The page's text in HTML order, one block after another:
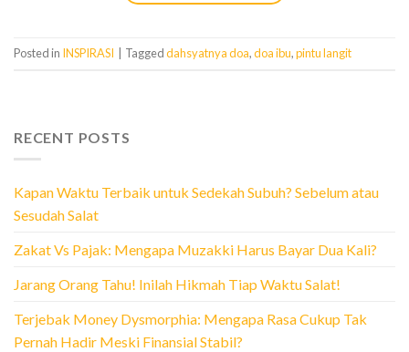
Posted in INSPIRASI Taggeddahsyatnya doa,doa ibu,pintu langit
RECENT POSTS
Kapan Waktu Terbaik untuk Sedekah Subuh? Sebelum atau
Sesudah Salat
Zakat Vs Pajak: Mengapa Muzakki Harus Bayar Dua Kali?
Jarang Orang Tahu! Inilah Hikmah Tiap Waktu Salat!
Terjebak Money Dysmorphia: Mengapa Rasa Cukup Tak
Pernah Hadir Meski Finansial Stabil?